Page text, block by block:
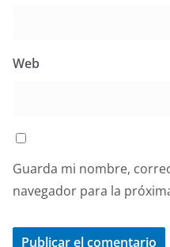
Web
Guarda mi nombre,
navegador para la